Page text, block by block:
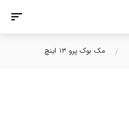
مک بوک پرو ۱۳ اینچ